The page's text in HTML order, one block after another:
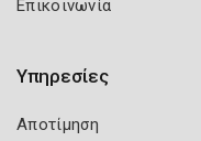
Επικοινωνία
Υπηρεσίες
Αποτίμηση